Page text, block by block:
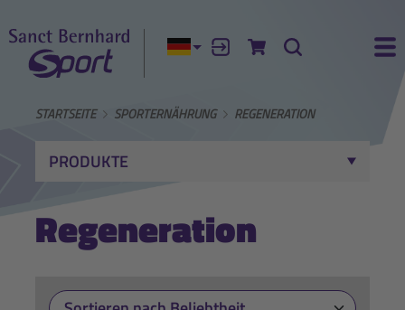
Aktuelle Sprache:
AnmeldenZum Warenkorb
Suche
STARTSEITE SPORTERNÄHRUNG REGENERATION
PRODUKTE
Regeneration